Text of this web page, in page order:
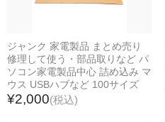
カテゴリー
新商品
家電製品
ジャンク 家電製品 まとめ売り
修理して使う・部品取りなど パ
ソコン家電製品中心 詰め込み マ
ウス USBハブなど 100サイズ
¥2,000(税込)